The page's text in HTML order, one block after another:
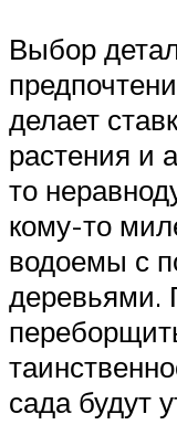
Выбор
делает
растения и
то
кому-то
водоемы с
деревьями.
сада будут